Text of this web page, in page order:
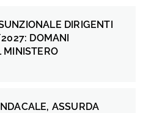
DIRIGENTI
DOMANI
MINISTERO
ASSURDA